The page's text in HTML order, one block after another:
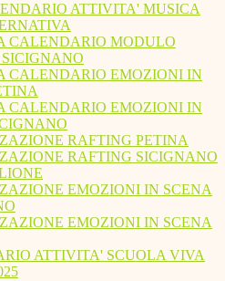
ATTIVITA' MUSICA
CALENDARIO MODULO
CALENDARIO EMOZIONI IN
CALENDARIO EMOZIONI IN
RAFTING PETINA
RAFTING SICIGNANO
EMOZIONI IN SCENA
EMOZIONI IN SCENA
ATTIVITA' SCUOLA VIVA